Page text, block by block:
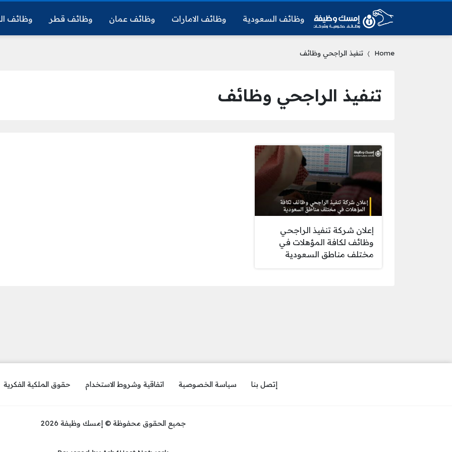
وظائف السعودية وظائف الامارات وظائف عمان وظائف قطر وظائف
Home تنفيذ الراجحي وظائف
تنفيذ الراجحي وظائف
إعلان شركة تنفيذ الراجحي
وظائف لكافة المؤهلات في
مختلف مناطق السعودية
إتصل بنا سياسة الخصوصية اتفاقية وشروط الاستخدام حقوق الملكية الفكرية
جميع الحقوق محفوظة © إمسك وظيفة 2026